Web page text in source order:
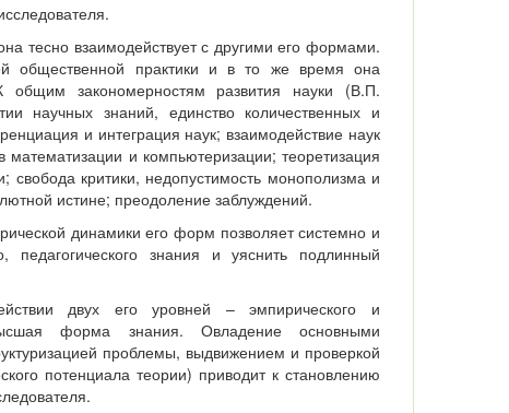
тесно взаимодействует с другими его формами.
общественной практики и в то же время она
общим закономерностям развития науки (В.П.
научных знаний, единство количественных и
и интеграция наук; взаимодействие наук
и компьютеризации; теоретизация
свобода критики, недопустимость монополизма и
истине; преодоление заблуждений.
динамики его форм позволяет системно и
педагогического знания и уяснить подлинный
двух его уровней – эмпирического и
форма знания. Овладение основными
проблемы, выдвижением и проверкой
потенциала теории) приводит к становлению